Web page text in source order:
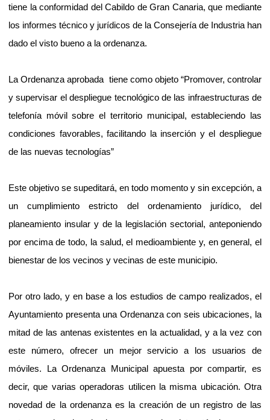
tiene la conformidad del Cabildo de Gran Canaria, que mediante
los informes técnico y jurídicos de la Consejería de Industria han
dado el visto bueno a la ordenanza.
La Ordenanza aprobada tiene como objeto “Promover, controlar
y supervisar el despliegue tecnológico de las infraestructuras de
telefonía móvil sobre el territorio municipal, estableciendo las
condiciones favorables, facilitando la inserción y el despliegue
de las nuevas tecnologías”
Este objetivo se supeditará, en todo momento y sin excepción, a
un cumplimiento estricto del ordenamiento jurídico, del
planeamiento insular y de la legislación sectorial, anteponiendo
por encima de todo, la salud, el medioambiente y, en general, el
bienestar de los vecinos y vecinas de este municipio.
Por otro lado, y en base a los estudios de campo realizados, el
Ayuntamiento presenta una Ordenanza con seis ubicaciones, la
mitad de las antenas existentes en la actualidad, y a la vez con
este número, ofrecer un mejor servicio a los usuarios de
móviles. La Ordenanza Municipal apuesta por compartir, es
decir, que varias operadoras utilicen la misma ubicación. Otra
novedad de la ordenanza es la creación de un registro de las